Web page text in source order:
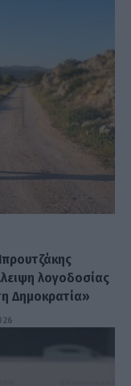
λογοδοσίας
Δημοκρατία»